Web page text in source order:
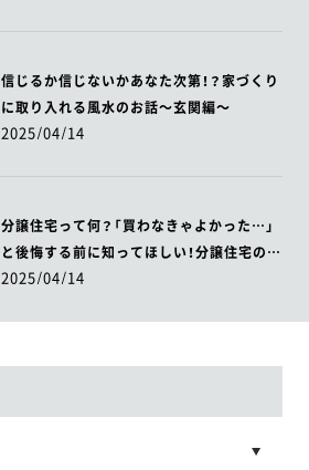
信じるか信じないかあなた次第！？家づくり
に取り入れる風水のお話～玄関編～
2025/04/14
分譲住宅って何？「買わなきゃよかった…」
と後悔する前に知ってほしい！分譲住宅のメ
リットとデメリット
2025/04/14